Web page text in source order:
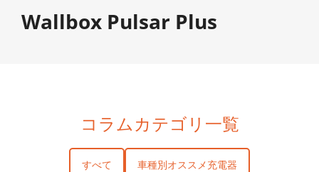
Wallbox Pulsar Plus
コラムカテゴリ一覧
すべて 車種別オススメ充電器